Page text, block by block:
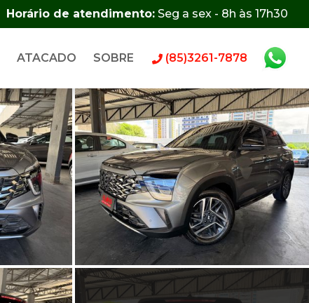
Horário de atendimento: Seg a sex - 8h às 17h30
ATACADO SOBRE (85)3261-7878